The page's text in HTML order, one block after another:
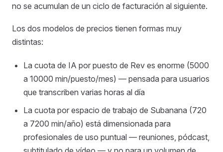
no se acumulan de un ciclo de facturación al siguiente.
Los dos modelos de precios tienen formas muy
distintas:
La cuota de IA por puesto de Rev es enorme (5000
a 10000 min/puesto/mes) — pensada para usuarios
que transcriben varias horas al día
La cuota por espacio de trabajo de Subanana (720
a 7200 min/año) está dimensionada para
profesionales de uso puntual — reuniones, pódcast,